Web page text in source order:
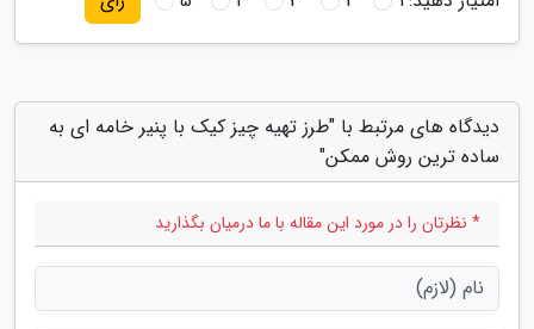
دیدگاه های مرتبط با "طرز تهیه چیز کیک با پنیر خامه ای به
ساده ترین روش ممکن"
* نظرتان را در مورد این مقاله با ما درمیان بگذارید